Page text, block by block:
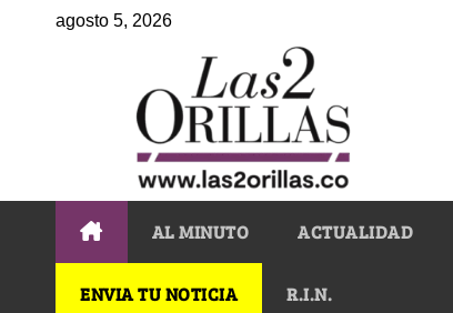
agosto 5, 2026
AL MINUTO ACTUALIDAD
ENVIA TU NOTICIA R.I.N.